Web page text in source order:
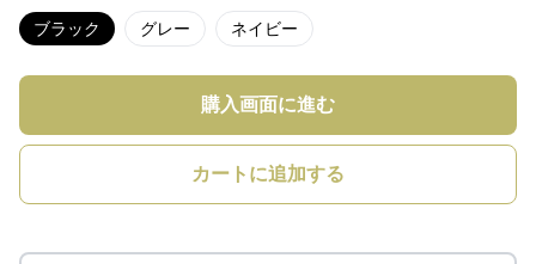
ブラック グレー ネイビー
購入画面に進む
カートに追加する